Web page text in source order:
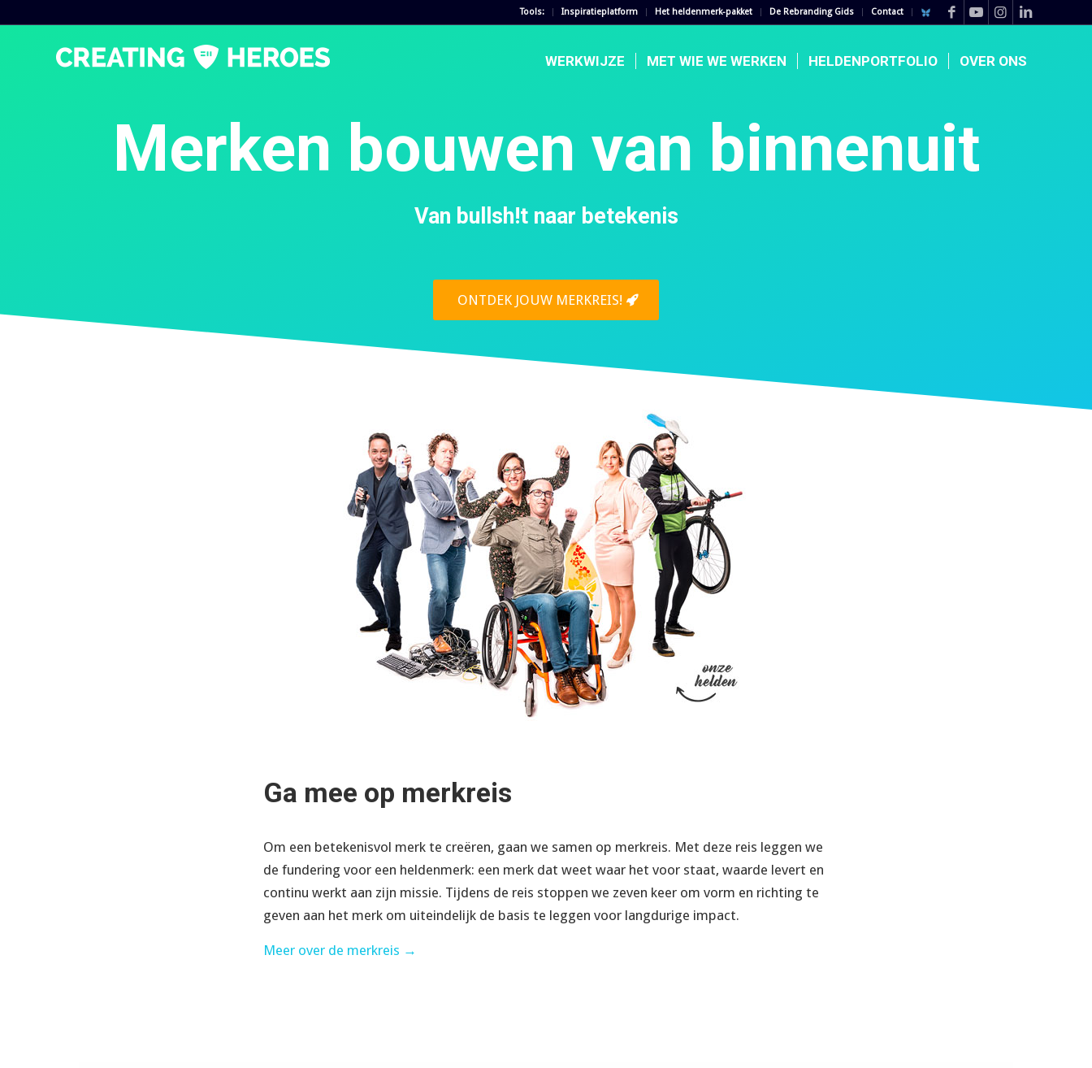
Tools: Inspiratieplatform Het heldenmerk-pakket De Rebranding Gids Contact
WERKWIJZE MET WIE WE WERKEN HELDENPORTFOLIO OVER ONS
Merken bouwen van binnenuit
Van bullsh!t naar betekenis
ONTDEK JOUW MERKREIS!
Ga mee op merkreis
Om een betekenisvol merk te creëren, gaan we samen op merkreis. Met deze reis leggen we
de fundering voor een heldenmerk: een merk dat weet waar het voor staat, waarde levert en
continu werkt aan zijn missie. Tijdens de reis stoppen we zeven keer om vorm en richting te
geven aan het merk om uiteindelijk de basis te leggen voor langdurige impact.
Meer over de merkreis →